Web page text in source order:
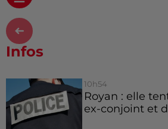
Infos
10h54
Royan : elle
ex-conjoint et